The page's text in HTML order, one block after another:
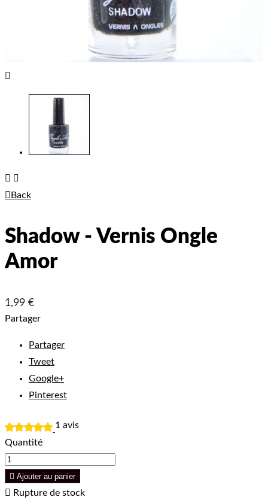
Back
Shadow - Vernis Ongle
Amor
1,99 €
Partager
Partager
Tweet
Google+
Pinterest
1 avis
Quantité
 Ajouter au panier
Rupture de stock